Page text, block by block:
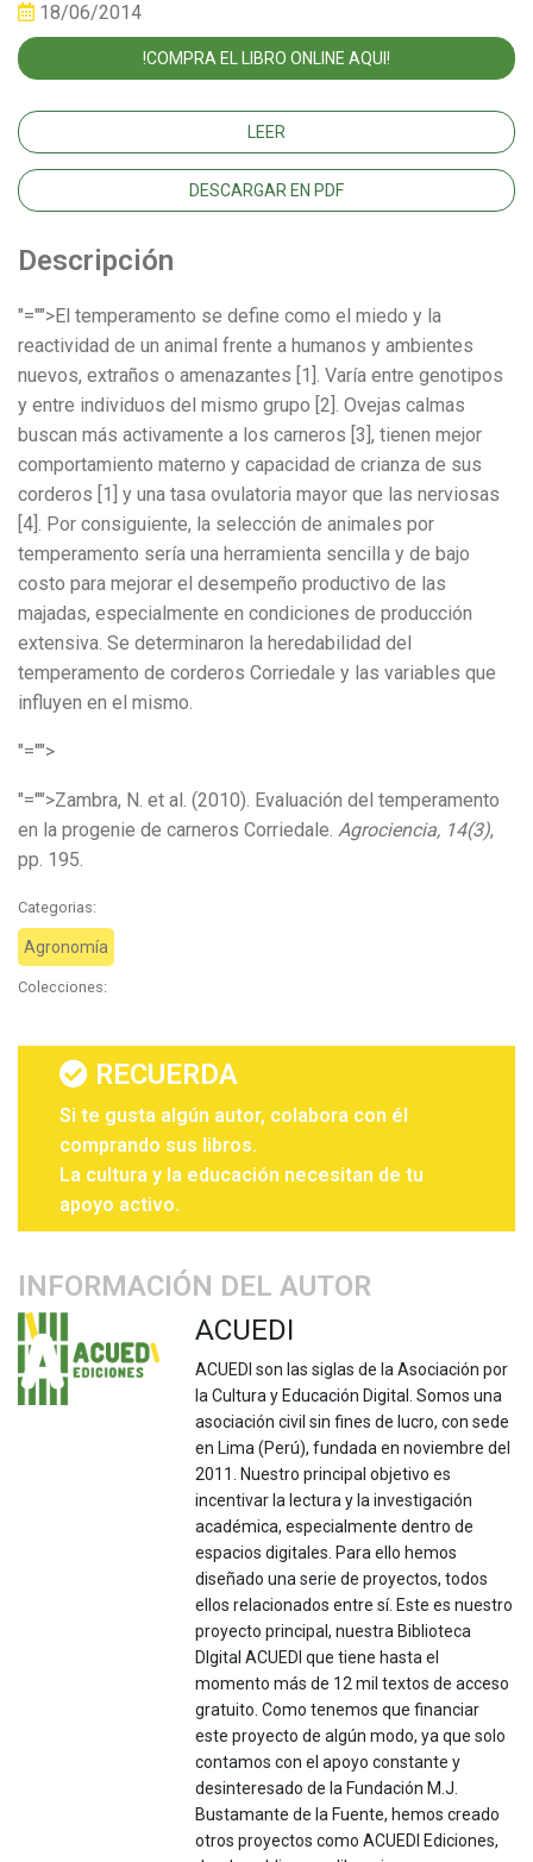
18/06/2014
!COMPRA EL LIBRO ONLINE AQUI!
LEER
DESCARGAR EN PDF
Descripción
"="">El temperamento se define como el miedo y la
reactividad de un animal frente a humanos y ambientes
nuevos, extraños o amenazantes [1]. Varía entre genotipos
y entre individuos del mismo grupo [2]. Ovejas calmas
buscan más activamente a los carneros [3], tienen mejor
comportamiento materno y capacidad de crianza de sus
corderos [1] y una tasa ovulatoria mayor que las nerviosas
[4]. Por consiguiente, la selección de animales por
temperamento sería una herramienta sencilla y de bajo
costo para mejorar el desempeño productivo de las
majadas, especialmente en condiciones de producción
extensiva. Se determinaron la heredabilidad del
temperamento de corderos Corriedale y las variables que
influyen en el mismo.
"="">
"="">Zambra, N. et al. (2010). Evaluación del temperamento
en la progenie de carneros Corriedale. Agrociencia, 14(3),
pp. 195.
Categorias:
Agronomía
Colecciones:
RECUERDA
Si te gusta algún autor, colabora con él
comprando sus libros.
La cultura y la educación necesitan de tu
apoyo activo.
INFORMACIÓN DEL AUTOR
ACUEDI
ACUEDI son las siglas de la Asociación por
la Cultura y Educación Digital. Somos una
asociación civil sin fines de lucro, con sede
en Lima (Perú), fundada en noviembre del
2011. Nuestro principal objetivo es
incentivar la lectura y la investigación
académica, especialmente dentro de
espacios digitales. Para ello hemos
diseñado una serie de proyectos, todos
ellos relacionados entre sí. Este es nuestro
proyecto principal, nuestra Biblioteca
DIgital ACUEDI que tiene hasta el
momento más de 12 mil textos de acceso
gratuito. Como tenemos que financiar
este proyecto de algún modo, ya que solo
contamos con el apoyo constante y
desinteresado de la Fundación M.J.
Bustamante de la Fuente, hemos creado
otros proyectos como ACUEDI Ediciones,